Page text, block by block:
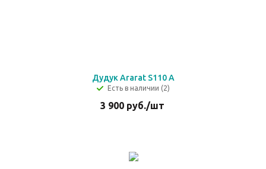
Дудук Ararat S110 А
Есть в наличии (2)
3 900руб./шт